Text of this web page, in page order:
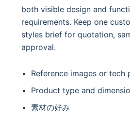
both visible design and
requirements. Keep one
styles brief for quotation,
approval.
Reference images or tech
Product type and
素材の好み